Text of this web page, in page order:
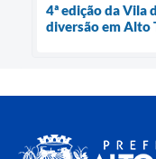
4ª edição da Vila
diversão em Alto